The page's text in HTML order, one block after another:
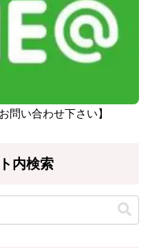
問い合わせ下さい】
内検索